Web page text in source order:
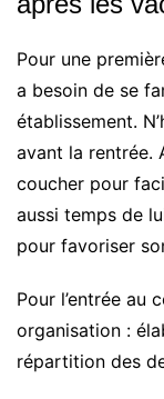
Pour une
a besoin de se
établissement.
avant la rentrée.
coucher pour
aussi temps de
pour favoriser
Pour l’entrée au
organisation :
répartition des